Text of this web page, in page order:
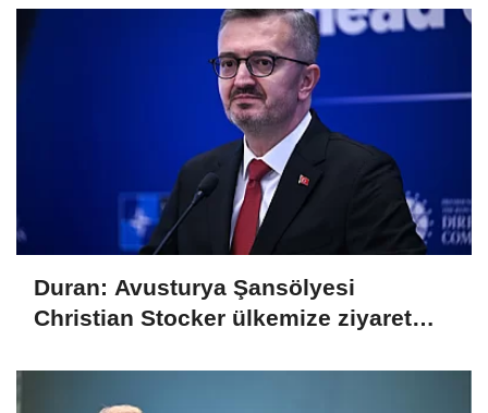
Duran: Avusturya Şansölyesi
Christian Stocker ülkemize ziyaret